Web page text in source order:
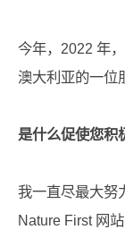
今年，2022 年
澳大利亚的一位
是什么促使您积
我一直尽最大努
Nature First 网